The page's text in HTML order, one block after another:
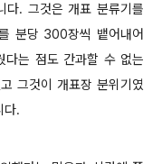
다. 그것은 개표 분류기를
분당 300장씩 뱉어내어
다는 점도 간과할 수 없는
그것이 개표장 분위기였
다.